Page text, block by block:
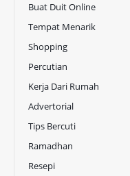
Buat Duit Online
Tempat Menarik
Shopping
Percutian
Kerja Dari Rumah
Advertorial
Tips Bercuti
Ramadhan
Resepi